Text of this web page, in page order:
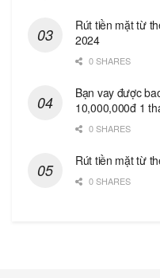
Rút tiền mặt từ
2024
0 SHARES
Bạn vay được
10,000,000đ 1
0 SHARES
Rút tiền mặt từ
0 SHARES